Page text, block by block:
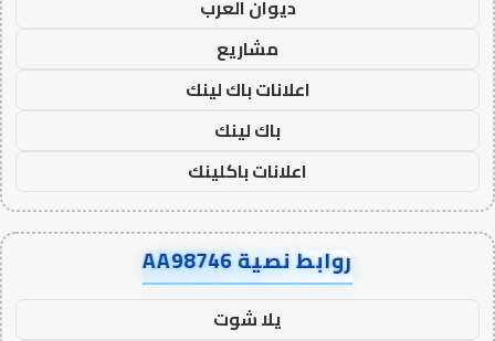
ديوان العرب
مشاريع
اعلانات باك لينك
باك لينك
اعلانات باكلينك
روابط نصية AA98746
يلا شوت